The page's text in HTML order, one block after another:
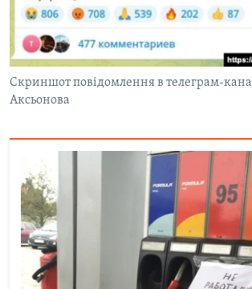
Скриншот повідомлення в телеграм-
Аксьонова